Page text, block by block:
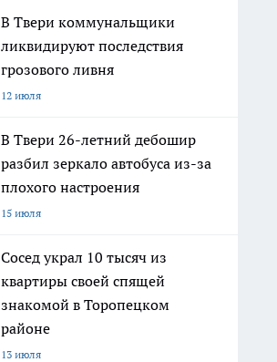
В Твери коммунальщики
ликвидируют последствия
грозового ливня
12 июля
В Твери 26-летний дебошир
разбил зеркало автобуса из-за
плохого настроения
15 июля
Сосед украл 10 тысяч из
квартиры своей спящей
знакомой в Торопецком
районе
13 июля